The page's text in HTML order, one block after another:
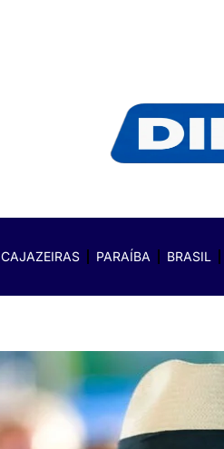
CAJAZEIRAS PARAÍBA BRASIL